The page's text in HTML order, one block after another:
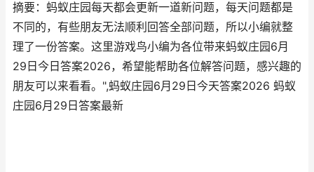
摘要：蚂蚁庄园每天都会更新一道新问题，每天问题都是
不同的，有些朋友无法顺利回答全部问题，所以小编就整
理了一份答案。这里游戏鸟小编为各位带来蚂蚁庄园6月
29日今日答案2026，希望能帮助各位解答问题，感兴趣的
朋友可以来看看。",蚂蚁庄园6月29日今天答案2026 蚂蚁
庄园6月29日答案最新